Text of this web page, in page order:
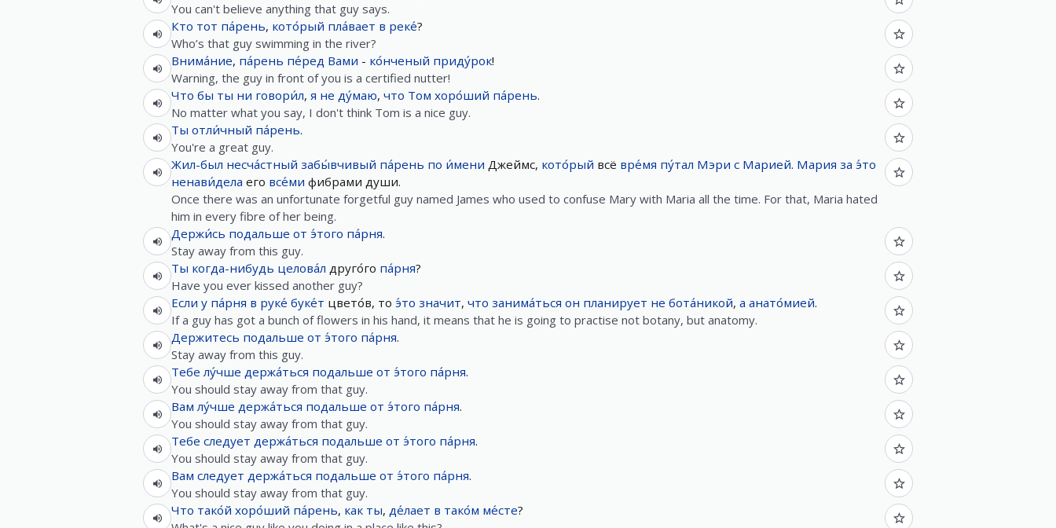
You can't believe anything that guy says.
Кто тот па́рень, кото́рый пла́вает в реке́?
Who’s that guy swimming in the river?
Внима́ние, па́рень пе́ред Вами - ко́нченый приду́рок!
Warning, the guy in front of you is a certified nutter!
Что бы ты ни говори́л, я не ду́маю, что Том хоро́ший па́рень.
No matter what you say, I don't think Tom is a nice guy.
Ты отли́чный па́рень.
You're a great guy.
Жил-был несча́стный забы́вчивый па́рень по и́мени Джеймс, кото́рый всё вре́мя пу́тал Мэри с Марией. Мария за э́то
ненави́дела его все́ми фибрами души.
Once there was an unfortunate forgetful guy named James who used to confuse Mary with Maria all the time. For that, Maria hated
him in every fibre of her being.
Держи́сь подальше от э́того па́рня.
Stay away from this guy.
Ты когда-нибудь целова́л друго́го па́рня?
Have you ever kissed another guy?
Если у па́рня в руке́ буке́т цвето́в, то э́то значит, что занима́ться он планирует не бота́никой, а анато́мией.
If a guy has got a bunch of flowers in his hand, it means that he is going to practise not botany, but anatomy.
Держитесь подальше от э́того па́рня.
Stay away from this guy.
Тебе лу́чше держа́ться подальше от э́того па́рня.
You should stay away from that guy.
Вам лу́чше держа́ться подальше от э́того па́рня.
You should stay away from that guy.
Тебе следует держа́ться подальше от э́того па́рня.
You should stay away from that guy.
Вам следует держа́ться подальше от э́того па́рня.
You should stay away from that guy.
Что тако́й хоро́ший па́рень, как ты, де́лает в тако́м ме́сте?